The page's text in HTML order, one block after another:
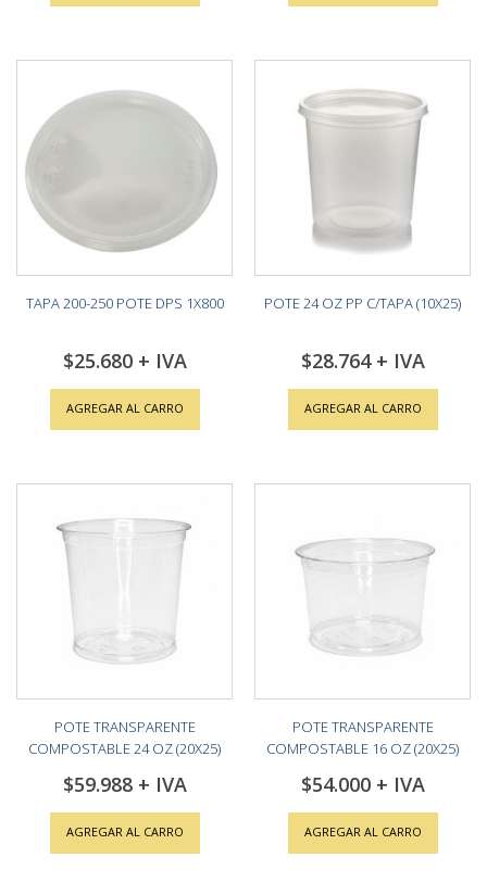
TAPA 200-250 POTE DPS 1X800
$25.680
AGREGAR AL CARRO
POTE 24 OZ PP C/TAPA (10X25)
$28.764
AGREGAR AL CARRO
POTE TRANSPARENTE
COMPOSTABLE 24 OZ (20X25)
$59.988
AGREGAR AL CARRO
POTE TRANSPARENTE
COMPOSTABLE 16 OZ (20X25)
$54.000
AGREGAR AL CARRO